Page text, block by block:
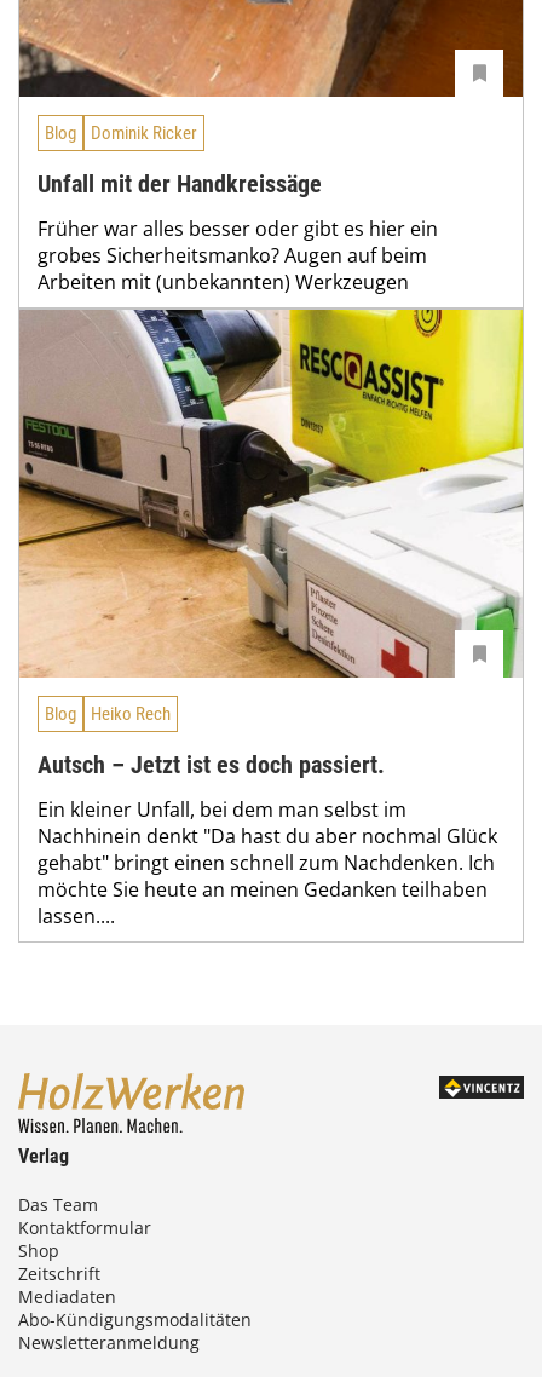
Blog Dominik Ricker
Unfall mit der Handkreissäge
Früher war alles besser oder gibt es hier ein
grobes Sicherheitsmanko? Augen auf beim
Arbeiten mit (unbekannten) Werkzeugen
Blog Heiko Rech
Autsch – Jetzt ist es doch passiert.
Ein kleiner Unfall, bei dem man selbst im
Nachhinein denkt "Da hast du aber nochmal Glück
gehabt" bringt einen schnell zum Nachdenken. Ich
möchte Sie heute an meinen Gedanken teilhaben
lassen....
Verlag
Das Team
Kontaktformular
Shop
Zeitschrift
Mediadaten
Abo-Kündigungsmodalitäten
Newsletteranmeldung